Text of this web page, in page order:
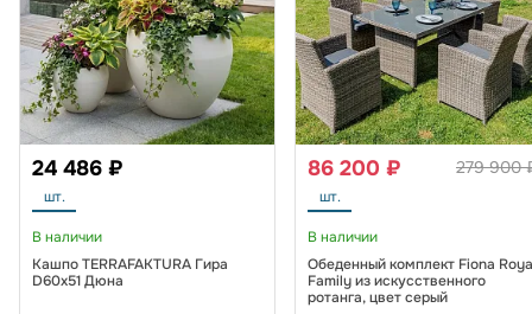
24 486 ₽
шт.
В наличии
Кашпо TERRAFAKTURA Гира
D60х51 Дюна
279 900
86 200 ₽
шт.
В наличии
Обеденный комплект Fiona
Family из искусственного
ротанга, цвет серый